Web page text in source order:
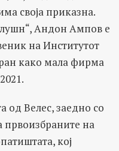
своја приказна.
Андон Ампов е
на Институтот
како мала фирма
од Велес, заедно со
првоизбраните на
кој